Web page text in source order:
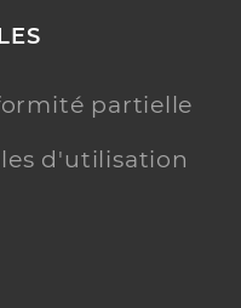
partielle
d'utilisation